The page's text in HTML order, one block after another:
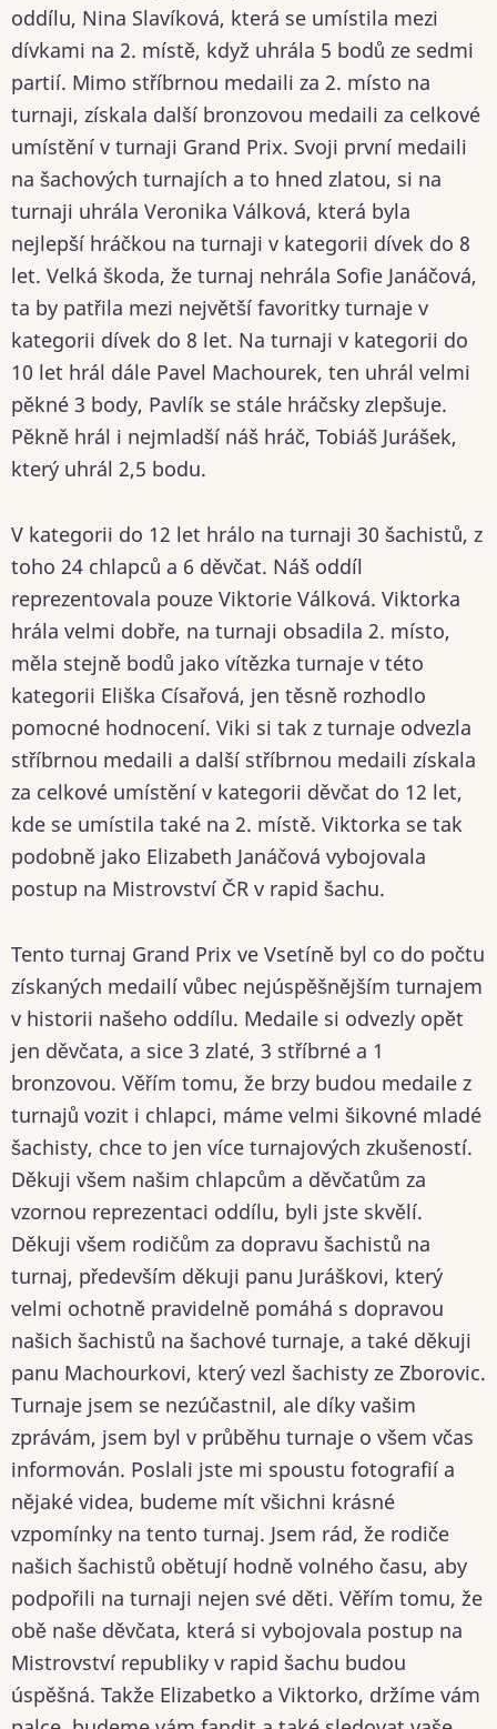
oddílu, Nina Slavíková, která se umístila mezi
dívkami na 2. místě, když uhrála 5 bodů ze sedmi
partií. Mimo stříbrnou medaili za 2. místo na
turnaji, získala další bronzovou medaili za celkové
umístění v turnaji Grand Prix. Svoji první medaili
na šachových turnajích a to hned zlatou, si na
turnaji uhrála Veronika Válková, která byla
nejlepší hráčkou na turnaji v kategorii dívek do 8
let. Velká škoda, že turnaj nehrála Sofie Janáčová,
ta by patřila mezi největší favoritky turnaje v
kategorii dívek do 8 let. Na turnaji v kategorii do
10 let hrál dále Pavel Machourek, ten uhrál velmi
pěkné 3 body, Pavlík se stále hráčsky zlepšuje.
Pěkně hrál i nejmladší náš hráč, Tobiáš Jurášek,
který uhrál 2,5 bodu.
V kategorii do 12 let hrálo na turnaji 30 šachistů, z
toho 24 chlapců a 6 děvčat. Náš oddíl
reprezentovala pouze Viktorie Válková. Viktorka
hrála velmi dobře, na turnaji obsadila 2. místo,
měla stejně bodů jako vítězka turnaje v této
kategorii Eliška Císařová, jen těsně rozhodlo
pomocné hodnocení. Viki si tak z turnaje odvezla
stříbrnou medaili a další stříbrnou medaili získala
za celkové umístění v kategorii děvčat do 12 let,
kde se umístila také na 2. místě. Viktorka se tak
podobně jako Elizabeth Janáčová vybojovala
postup na Mistrovství ČR v rapid šachu.
Tento turnaj Grand Prix ve Vsetíně byl co do počtu
získaných medailí vůbec nejúspěšnějším turnajem
v historii našeho oddílu. Medaile si odvezly opět
jen děvčata, a sice 3 zlaté, 3 stříbrné a 1
bronzovou. Věřím tomu, že brzy budou medaile z
turnajů vozit i chlapci, máme velmi šikovné mladé
šachisty, chce to jen více turnajových zkušeností.
Děkuji všem našim chlapcům a děvčatům za
vzornou reprezentaci oddílu, byli jste skvělí.
Děkuji všem rodičům za dopravu šachistů na
turnaj, především děkuji panu Juráškovi, který
velmi ochotně pravidelně pomáhá s dopravou
našich šachistů na šachové turnaje, a také děkuji
panu Machourkovi, který vezl šachisty ze Zborovic.
Turnaje jsem se nezúčastnil, ale díky vašim
zprávám, jsem byl v průběhu turnaje o všem včas
informován. Poslali jste mi spoustu fotografií a
nějaké videa, budeme mít všichni krásné
vzpomínky na tento turnaj. Jsem rád, že rodiče
našich šachistů obětují hodně volného času, aby
podpořili na turnaji nejen své děti. Věřím tomu, že
obě naše děvčata, která si vybojovala postup na
Mistrovství republiky v rapid šachu budou
úspěšná. Takže Elizabetko a Viktorko, držíme vám